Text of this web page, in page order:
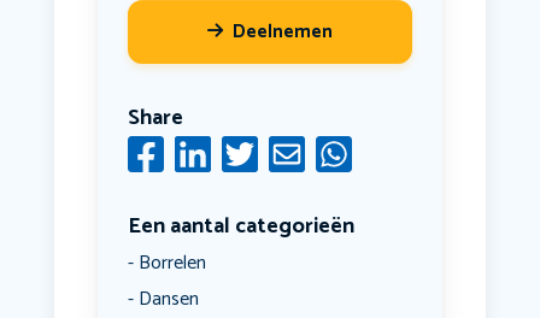
Deelnemen
Share
Een aantal categorieën
Borrelen
Dansen